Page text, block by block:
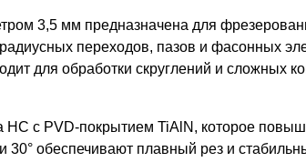
3,5 мм предназначена для
переходов, пазов и фасонных
для обработки скруглений и сложных
HC с PVD-покрытием TiAlN, которое
30° обеспечивают плавный рез и